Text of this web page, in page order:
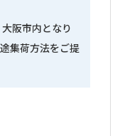
阪市内となり
集荷方法をご提